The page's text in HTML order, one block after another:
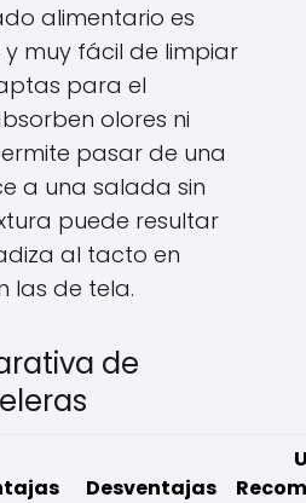
alimentario es
y muy fácil de limpiar
para el
olores ni
pasar de una
a una salada sin
puede resultar
al tacto en
las de tela.
de
Desventajas